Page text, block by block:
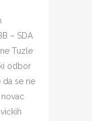
– SDA
Tuzle
odbor
da se ne